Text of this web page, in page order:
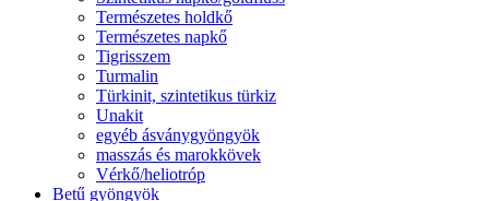
Természetes holdkő
Természetes napkő
Tigrisszem
Turmalin
Türkinit, szintetikus türkiz
Unakit
egyéb ásványgyöngyök
masszás és marokkövek
Vérkő/heliotróp
Betű gyöngyök